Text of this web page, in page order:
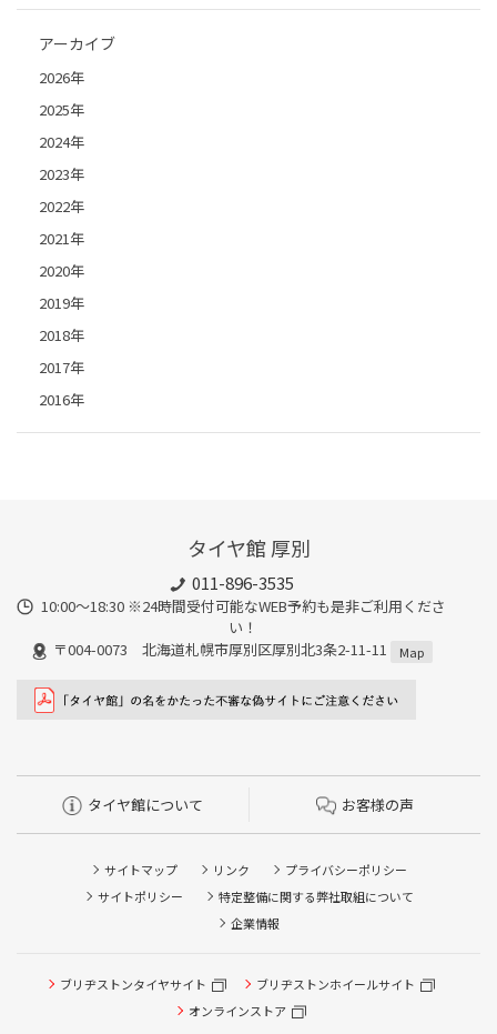
アーカイブ
2026年
2025年
2024年
2023年
2022年
2021年
2020年
2019年
2018年
2017年
2016年
タイヤ館 厚別
011-896-3535
10:00～18:30 ※24時間受付可能なWEB予約も是非ご利用くださ
い！
〒004-0073 北海道札幌市厚別区厚別北3条2-11-11
Map
タイヤ館について お客様の声
サイトマップ リンク
プライバシーポリシー
サイトポリシー
特定整備に関する弊社取組について
企業情報
ブリヂストンタイヤサイト
ブリヂストンホイールサイト
オンラインストア
タイヤ点検・安全点検/タイヤ履き替え/オイル交換/その他
ピット作業の予約